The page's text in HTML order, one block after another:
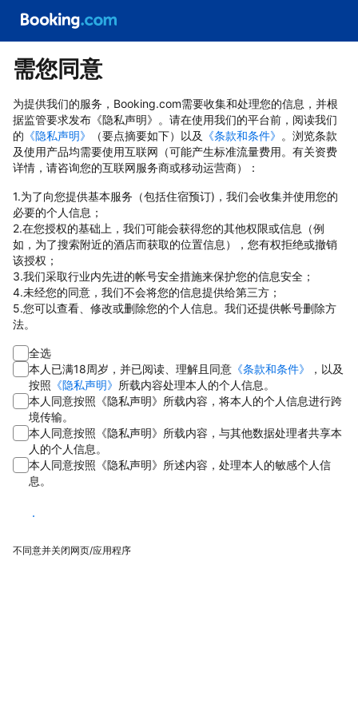
需您同意
为提供我们的服务，Booking.com需要收集和处理您的信息，并根
据监管要求发布《隐私声明》。请在使用我们的平台前，阅读我们
的 《隐私声明》 （要点摘要如下）以及 《条款和条件》 。浏览条款
及使用产品均需要使用互联网（可能产生标准流量费用。有关资费
详情，请咨询您的互联网服务商或移动运营商）：
1.为了向您提供基本服务（包括住宿预订)，我们会收集并使用您的
必要的个人信息；
2.在您授权的基础上，我们可能会获得您的其他权限或信息（例
如，为了搜索附近的酒店而获取的位置信息），您有权拒绝或撤销
该授权；
3.我们采取行业内先进的帐号安全措施来保护您的信息安全；
4.未经您的同意，我们不会将您的信息提供给第三方；
5.您可以查看、修改或删除您的个人信息。我们还提供帐号删除方
法。
全选
本人已满18周岁，并已阅读、理解且同意 《条款和条件》
，以及
按照 《隐私声明》 所载内容处理本人的个人信息。
本人同意按照《隐私声明》所载内容，将本人的个人信息进行跨
境传输。
本人同意按照《隐私声明》所载内容，与其他数据处理者共享本
人的个人信息。
本人同意按照《隐私声明》所述内容，处理本人的敏感个人信
息。
同意
不同意并关闭网页/应用程序